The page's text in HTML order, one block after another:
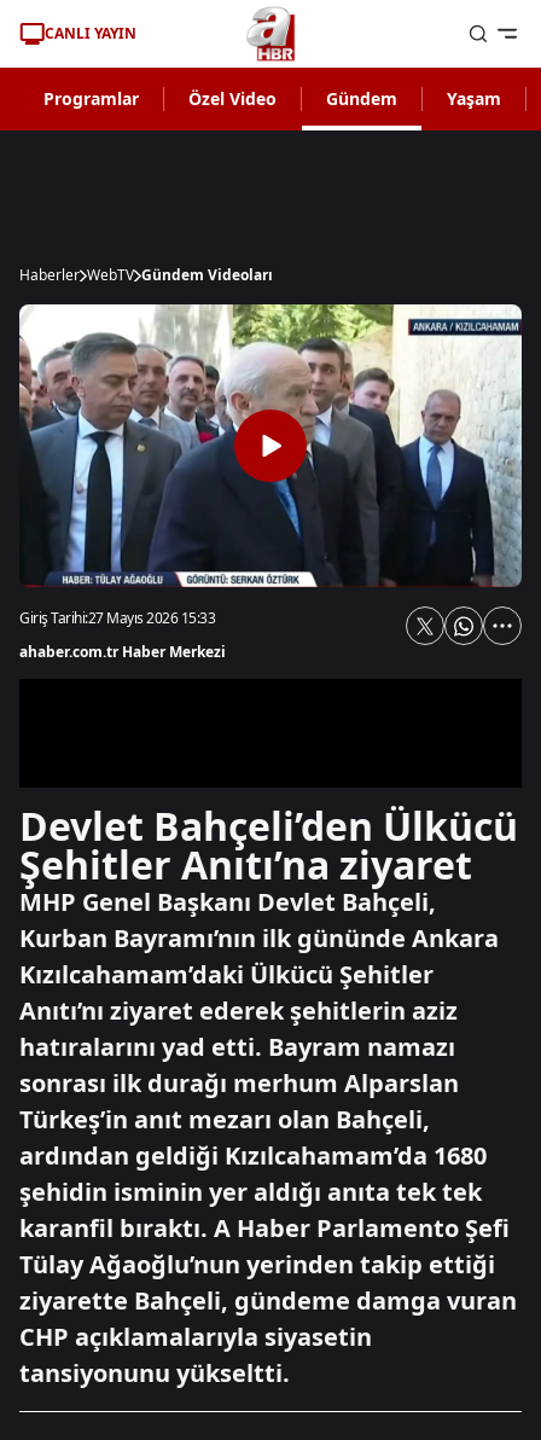
CANLI YAYIN
Programlar Özel Video Gündem Yaşam
Haberler WebTV Gündem Videoları
Giriş Tarihi:27 Mayıs 2026 15:33
ahaber.com.tr Haber Merkezi
Devlet Bahçeli’den Ülkücü
Şehitler Anıtı’na ziyaret
MHP Genel Başkanı Devlet Bahçeli,
Kurban Bayramı’nın ilk gününde Ankara
Kızılcahamam’daki Ülkücü Şehitler
Anıtı’nı ziyaret ederek şehitlerin aziz
hatıralarını yad etti. Bayram namazı
sonrası ilk durağı merhum Alparslan
Türkeş’in anıt mezarı olan Bahçeli,
ardından geldiği Kızılcahamam’da 1680
şehidin isminin yer aldığı anıta tek tek
karanfil bıraktı. A Haber Parlamento Şefi
Tülay Ağaoğlu’nun yerinden takip ettiği
ziyarette Bahçeli, gündeme damga vuran
CHP açıklamalarıyla siyasetin
tansiyonunu yükseltti.